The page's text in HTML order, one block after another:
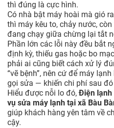
thì đúng là cực hình.
Có nhà bật máy hoài mà gió
thì máy kêu to, chảy nước,
đang chạy giữa chừng lại tắt
Phần lớn các lỗi này đều bắt
định kỳ, thiếu gas hoặc bo
phải ai cũng biết cách xử lý
“vẽ bệnh”, nên cứ để máy
gọi sửa — khiến chi phí sau
Hiểu được nỗi lo đó,Điện lạnh
vụ sửa máy lạnh tại xã Bàu
giúp khách hàng yên tâm về
cậy.